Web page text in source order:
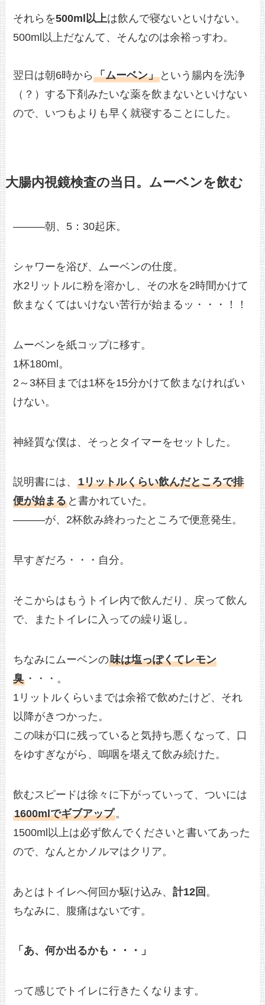
それらを500ml以上は飲んで寝ないといけない。
500ml以上だなんて、そんなのは余裕っすわ。
翌日は朝6時から「ムーベン」 という腸内を洗浄
（？）する下剤みたいな薬を飲まないといけない
ので、いつもよりも早く就寝することにした。
大腸内視鏡検査の当日。ムーベンを飲む
———朝、5：30起床。
シャワーを浴び、ムーベンの仕度。
水2リットルに粉を溶かし、その水を2時間かけて
飲まなくてはいけない苦行が始まるッ・・・！！
ムーベンを紙コップに移す。
1杯180ml。
2～3杯目までは1杯を15分かけて飲まなければい
けない。
神経質な僕は、そっとタイマーをセットした。
説明書には、1リットルくらい飲んだところで排
便が始まる と書かれていた。
———が、2杯飲み終わったところで便意発生。
早すぎだろ・・・自分。
そこからはもうトイレ内で飲んだり、戻って飲ん
で、またトイレに入っての繰り返し。
ちなみにムーベンの味は塩っぽくてレモン
臭 ・・・。
1リットルくらいまでは余裕で飲めたけど、それ
以降がきつかった。
この味が口に残っていると気持ち悪くなって、口
をゆすぎながら、嗚咽を堪えて飲み続けた。
飲むスピードは徐々に下がっていって、ついには
1600mlでギブアップ。
1500ml以上は必ず飲んでくださいと書いてあった
ので、なんとかノルマはクリア。
あとはトイレへ何回か駆け込み、計12回 。
ちなみに、腹痛はないです。
「あ、何か出るかも・・・」
って感じでトイレに行きたくなります。